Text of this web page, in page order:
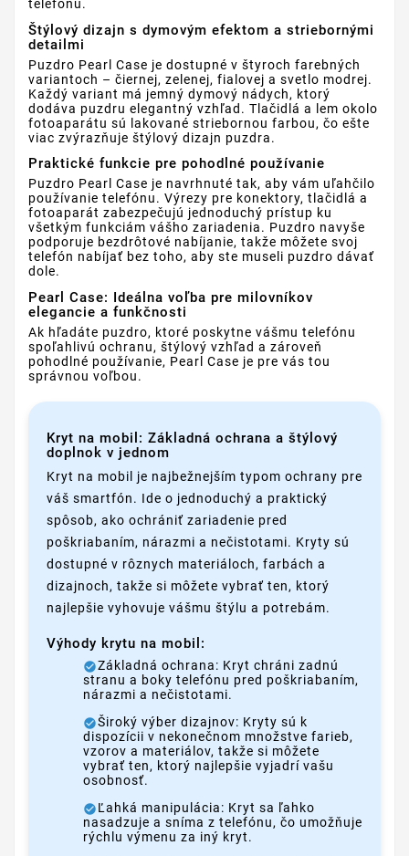
telefónu.
Štýlový dizajn s dymovým efektom a striebornými
detailmi
Puzdro Pearl Case je dostupné v štyroch farebných
variantoch – čiernej, zelenej, fialovej a svetlo modrej.
Každý variant má jemný dymový nádych, ktorý
dodáva puzdru elegantný vzhľad. Tlačidlá a lem okolo
fotoaparátu sú lakované striebornou farbou, čo ešte
viac zvýrazňuje štýlový dizajn puzdra.
Praktické funkcie pre pohodlné používanie
Puzdro Pearl Case je navrhnuté tak, aby vám uľahčilo
používanie telefónu. Výrezy pre konektory, tlačidlá a
fotoaparát zabezpečujú jednoduchý prístup ku
všetkým funkciám vášho zariadenia. Puzdro navyše
podporuje bezdrôtové nabíjanie, takže môžete svoj
telefón nabíjať bez toho, aby ste museli puzdro dávať
dole.
Pearl Case: Ideálna voľba pre milovníkov
elegancie a funkčnosti
Ak hľadáte puzdro, ktoré poskytne vášmu telefónu
spoľahlivú ochranu, štýlový vzhľad a zároveň
pohodlné používanie, Pearl Case je pre vás tou
správnou voľbou.
Kryt na mobil: Základná ochrana a štýlový
doplnok v jednom
Kryt na mobil je najbežnejším typom ochrany pre
váš smartfón. Ide o jednoduchý a praktický
spôsob, ako ochrániť zariadenie pred
poškriabaním, nárazmi a nečistotami. Kryty sú
dostupné v rôznych materiáloch, farbách a
dizajnoch, takže si môžete vybrať ten, ktorý
najlepšie vyhovuje vášmu štýlu a potrebám.
Výhody krytu na mobil:
Základná ochrana: Kryt chráni zadnú
stranu a boky telefónu pred poškriabaním,
nárazmi a nečistotami.
Široký výber dizajnov: Kryty sú k
dispozícii v nekonečnom množstve farieb,
vzorov a materiálov, takže si môžete
vybrať ten, ktorý najlepšie vyjadrí vašu
osobnosť.
Ľahká manipulácia: Kryt sa ľahko
nasadzuje a sníma z telefónu, čo umožňuje
rýchlu výmenu za iný kryt.